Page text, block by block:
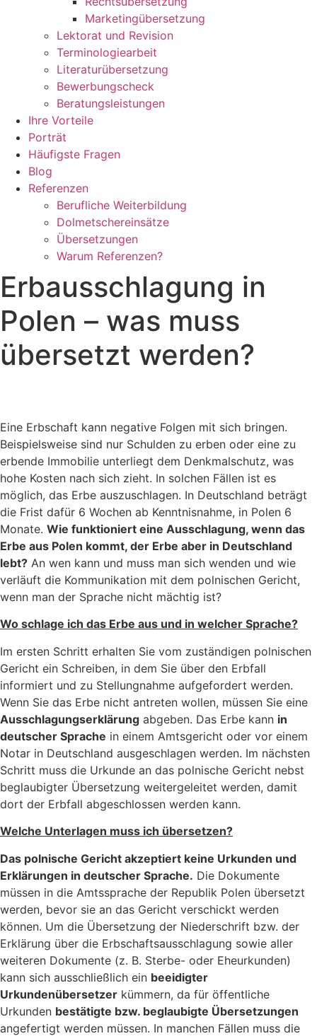
Marketingübersetzung
Lektorat und Revision
Terminologiearbeit
Literaturübersetzung
Bewerbungscheck
Beratungsleistungen
Ihre Vorteile
Porträt
Häufigste Fragen
Blog
Referenzen
Berufliche Weiterbildung
Dolmetschereinsätze
Übersetzungen
Warum Referenzen?
Erbausschlagung in
Polen – was muss
übersetzt werden?
Eine Erbschaft kann negative Folgen mit sich bringen.
Beispielsweise sind nur Schulden zu erben oder eine zu
erbende Immobilie unterliegt dem Denkmalschutz, was
hohe Kosten nach sich zieht. In solchen Fällen ist es
möglich, das Erbe auszuschlagen. In Deutschland beträgt
die Frist dafür 6 Wochen ab Kenntnisnahme, in Polen 6
Monate. Wie funktioniert eine Ausschlagung, wenn das
Erbe aus Polen kommt, der Erbe aber in Deutschland
lebt? An wen kann und muss man sich wenden und wie
verläuft die Kommunikation mit dem polnischen Gericht,
wenn man der Sprache nicht mächtig ist?
Wo schlage ich das Erbe aus und in welcher Sprache?
Im ersten Schritt erhalten Sie vom zuständigen polnischen
Gericht ein Schreiben, in dem Sie über den Erbfall
informiert und zu Stellungnahme aufgefordert werden.
Wenn Sie das Erbe nicht antreten wollen, müssen Sie eine
Ausschlagungserklärung abgeben. Das Erbe kann in
deutscher Sprache in einem Amtsgericht oder vor einem
Notar in Deutschland ausgeschlagen werden. Im nächsten
Schritt muss die Urkunde an das polnische Gericht nebst
beglaubigter Übersetzung weitergeleitet werden, damit
dort der Erbfall abgeschlossen werden kann.
Welche Unterlagen muss ich übersetzen?
Das polnische Gericht akzeptiert keine Urkunden und
Erklärungen in deutscher Sprache. Die Dokumente
müssen in die Amtssprache der Republik Polen übersetzt
werden, bevor sie an das Gericht verschickt werden
können. Um die Übersetzung der Niederschrift bzw. der
Erklärung über die Erbschaftsausschlagung sowie aller
weiteren Dokumente (z. B. Sterbe- oder Eheurkunden)
kann sich ausschließlich ein beeidigter
Urkundenübersetzer kümmern, da für öffentliche
Urkunden bestätigte bzw. beglaubigte Übersetzungen
angefertigt werden müssen. In manchen Fällen muss die